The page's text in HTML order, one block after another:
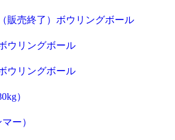
（販売終了）ボウリングボール
ウリングボール
ウリングボール
）
ー）